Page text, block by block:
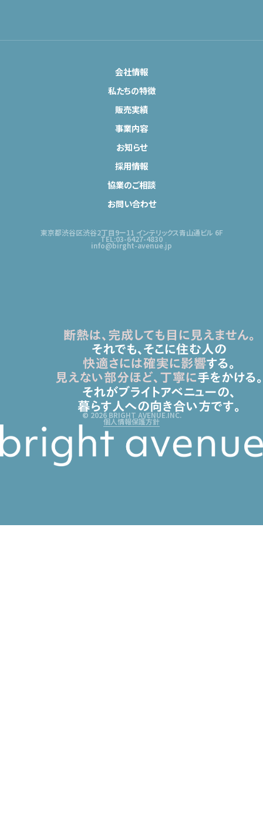
会社情報
私たちの特徴
販売実績
事業内容
お知らせ
採用情報
協業のご相談
お問い合わせ
東京都渋谷区渋谷2丁目9ー11 インテリックス青山通ビル 6F
TEL:03-6427-4830
info@birght-avenue.jp
© 2026 BRIGHT AVENUE.INC.
個人情報保護方針
断熱は、完成しても目に見えません。
それでも、そこに住む人の
快適さには確実に影響する。
見えない部分ほど、丁寧に手をかける。
それがブライトアベニューの、
暮らす人への向き合い方です。